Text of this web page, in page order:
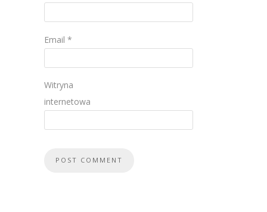
Email *
Witryna
internetowa